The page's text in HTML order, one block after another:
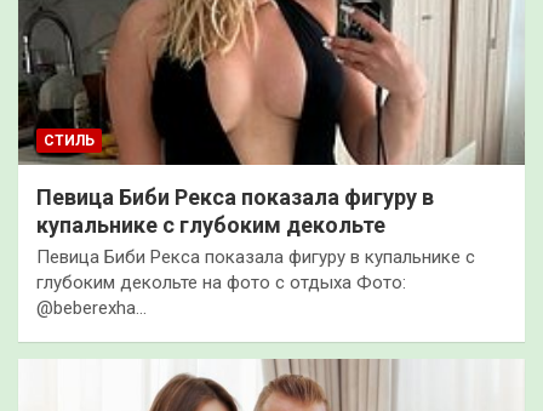
СТИЛЬ
Певица Биби Рекса показала фигуру в
купальнике с глубоким декольте
Певица Биби Рекса показала фигуру в купальнике с
глубоким декольте на фото с отдыха Фото:
@beberexha…